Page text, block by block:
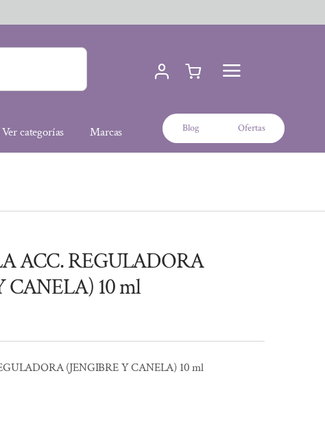
Ver categorías Marcas Blog Ofertas
ACC. REGULADORA
CANELA) 10 ml
(JENGIBRE Y CANELA) 10 ml